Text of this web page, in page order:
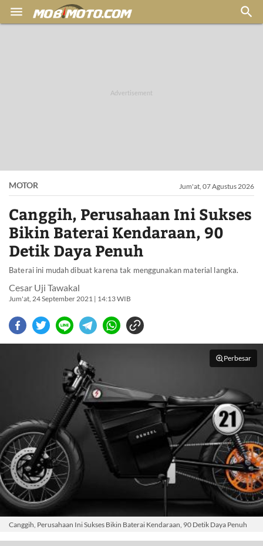
 
MOTOR Jum'at, 07 Agustus 2026
Canggih, Perusahaan Ini Sukses
Bikin Baterai Kendaraan, 90
Detik Daya Penuh
Baterai ini mudah dibuat karena tak menggunakan material langka.
Cesar Uji Tawakal
Jum'at, 24 September 2021 | 14:13 WIB
Perbesar
Canggih, Perusahaan Ini Sukses Bikin Baterai Kendaraan, 90 Detik Daya Penuh